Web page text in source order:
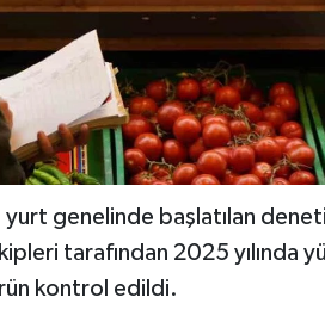
yurt genelinde başlatılan
tarafından 2025 yılında
kontrol edildi.